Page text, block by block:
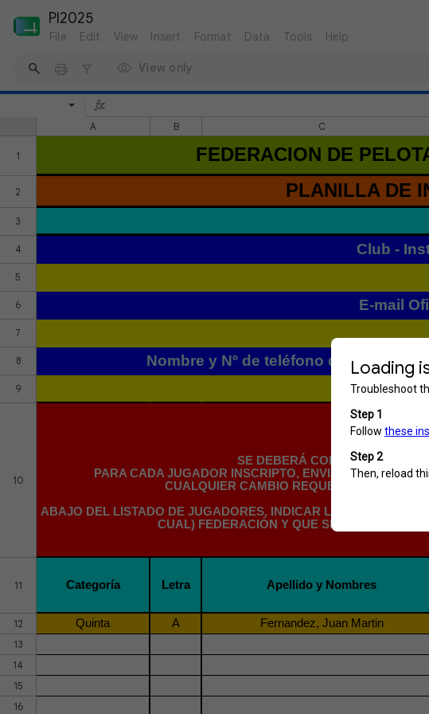
PI2025
File Edit View Insert Format Data Tools Help
View only
A B C
1 FEDERACION DE
2 PLANILLA DE
3
4 Club -
5
6 E-mail
7
8 Nombre y Nº de teléfono del
9
10
SE DEBERÁ COMPLETAR
PARA CADA JUGADOR INSCRIPTO, ENVIAR FOTO DE
CUALQUIER CAMBIO REQUERIDO
ABAJO DEL LISTADO DE JUGADORES, INDICAR LOS DATOS DE
CUAL) FEDERACIÓN Y QUE SE
11 Categoría Letra Apellido y Nombres
12 Quinta A Fernandez, Juan Martin
13
14
15
16